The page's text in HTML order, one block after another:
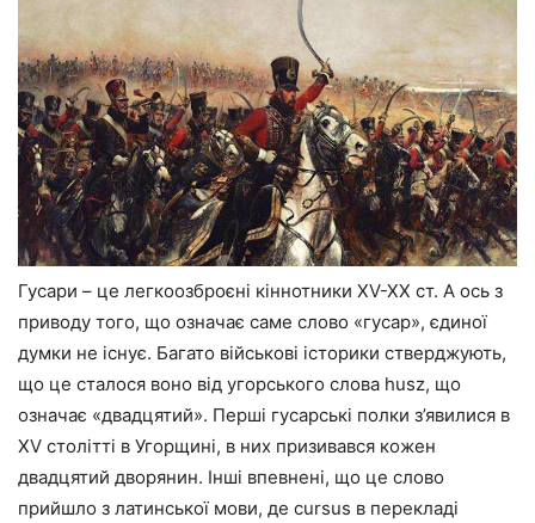
Гусари – це легкоозброєні кіннотники XV-XX ст. А ось з
приводу того, що означає саме слово «гусар», єдиної
думки не існує. Багато військові історики стверджують,
що це сталося воно від угорського слова husz, що
означає «двадцятий». Перші гусарські полки з’явилися в
XV столітті в Угорщині, в них призивався кожен
двадцятий дворянин. Інші впевнені, що це слово
прийшло з латинської мови, де cursus в перекладі